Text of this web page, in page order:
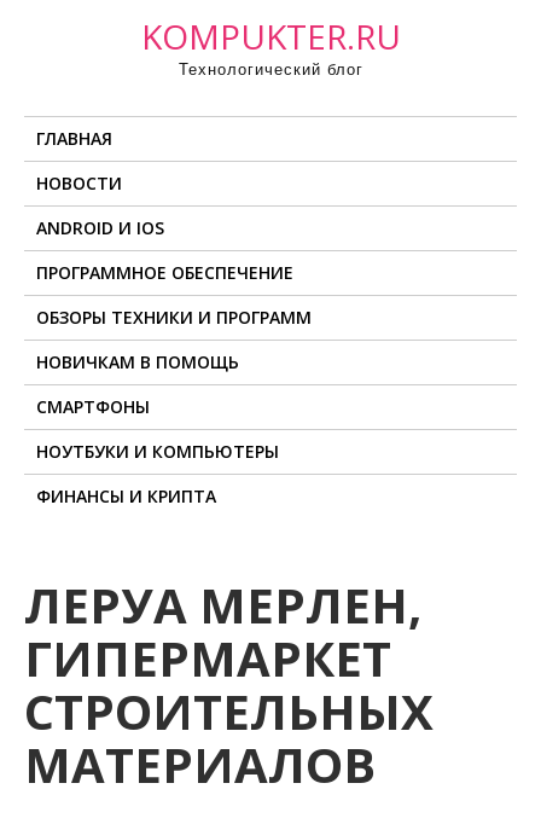
KOMPUKTER.RU
Технологический блог
ГЛАВНАЯ
НОВОСТИ
ANDROID И IOS
ПРОГРАММНОЕ ОБЕСПЕЧЕНИЕ
ОБЗОРЫ ТЕХНИКИ И ПРОГРАММ
НОВИЧКАМ В ПОМОЩЬ
СМАРТФОНЫ
НОУТБУКИ И КОМПЬЮТЕРЫ
ФИНАНСЫ И КРИПТА
ЛЕРУА МЕРЛЕН,
ГИПЕРМАРКЕТ
СТРОИТЕЛЬНЫХ
МАТЕРИАЛОВ